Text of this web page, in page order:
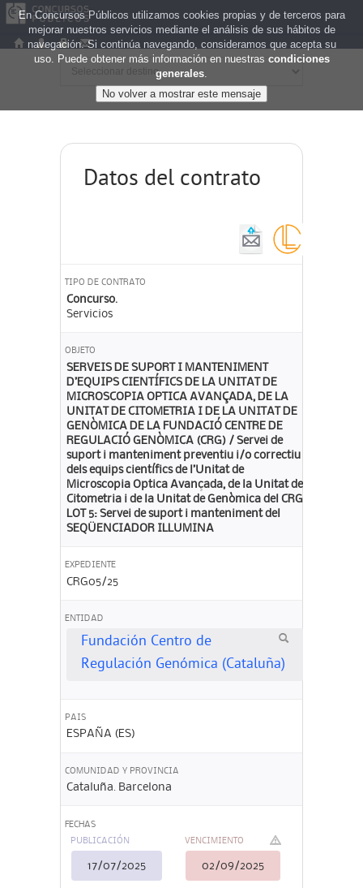
Datos del contrato
TIPO DE CONTRATO
Concurso.
Servicios
OBJETO
SERVEIS DE SUPORT I MANTENIMENT
D’EQUIPS CIENTÍFICS DE LA UNITAT DE
MICROSCOPIA OPTICA AVANÇADA, DE LA
UNITAT DE CITOMETRIA I DE LA UNITAT DE
GENÒMICA DE LA FUNDACIÓ CENTRE DE
REGULACIÓ GENÒMICA (CRG) / Servei de
suport i manteniment preventiu i/o correctiu
dels equips científics de l’Unitat de
Microscopia Optica Avançada, de la Unitat de
Citometria i de la Unitat de Genòmica del CRG.
LOT 5: Servei de suport i manteniment del
SEQÜENCIADOR ILLUMINA
EXPEDIENTE
CRG05/25
ENTIDAD
Fundación Centro de
Regulación Genómica (Cataluña)
PAIS
ESPAÑA (ES)
COMUNIDAD Y PROVINCIA
Cataluña. Barcelona
FECHAS
PUBLICACIÓN
17/07/2025
VENCIMIENTO
02/09/2025
En Concursos Públicos utilizamos cookies propias y de terceros para
mejorar nuestros servicios mediante el análisis de sus hábitos de
navegación. Si continúa navegando, consideramos que acepta su
uso. Puede obtener más información en nuestras condiciones
generales.